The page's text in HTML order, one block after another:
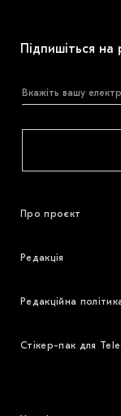
Підпишіться на
Про проєкт
Редакція
Редакційна
Стікер-пак для